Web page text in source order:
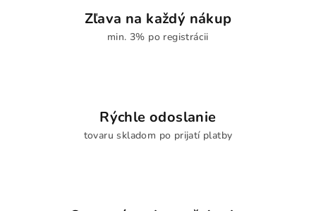
Zľava na každý nákup
min. 3% po registrácii
Rýchle odoslanie
tovaru skladom po prijatí platby